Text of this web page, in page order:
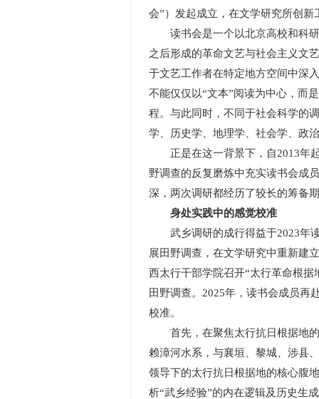
会”）发起成立，在文学研究所创新
读书会是一个以北京高校和科研
之后形成的革命文艺与社会主义文
于文艺工作者在特定地方空间中深
不能仅仅以“文本”阅读为中心，而
程。与此同时，不同于社会科学的
学、历史学、地理学、社会学、政
正是在这一背景下，自2013年起
野调查的反复磨炼中充实读书会成
深，两次调研都经历了较长的筹备
身处实践中的感觉校准
武乡调研的成行得益于2023年读
展田野调查，在文学研究中重新建
西太行干部学院召开“太行革命根
田野调查。2025年，读书会成员再
校准。
首先，在聚焦太行抗日根据地的
赖漳河水系，与襄垣、黎城、涉县
领导下的太行抗日根据地的核心腹
析“武乡经验”的内在逻辑及历史生